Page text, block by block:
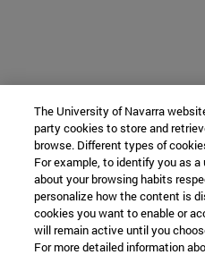
The University of Navarra
party cookies to store and
browse. Different types of
For example, to identify you as
about your browsing habits
personalize how the content is
cookies you want to enable or
will remain active until you
For more detailed information